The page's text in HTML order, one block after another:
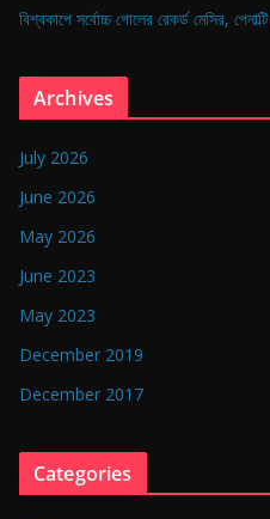
B
n
g
বিশ্বকাপে সর্বোচ্চ গোলের রেকর্ড মেসির,
Archives
July 2026
June 2026
May 2026
June 2023
May 2023
December 2019
December 2017
Categories